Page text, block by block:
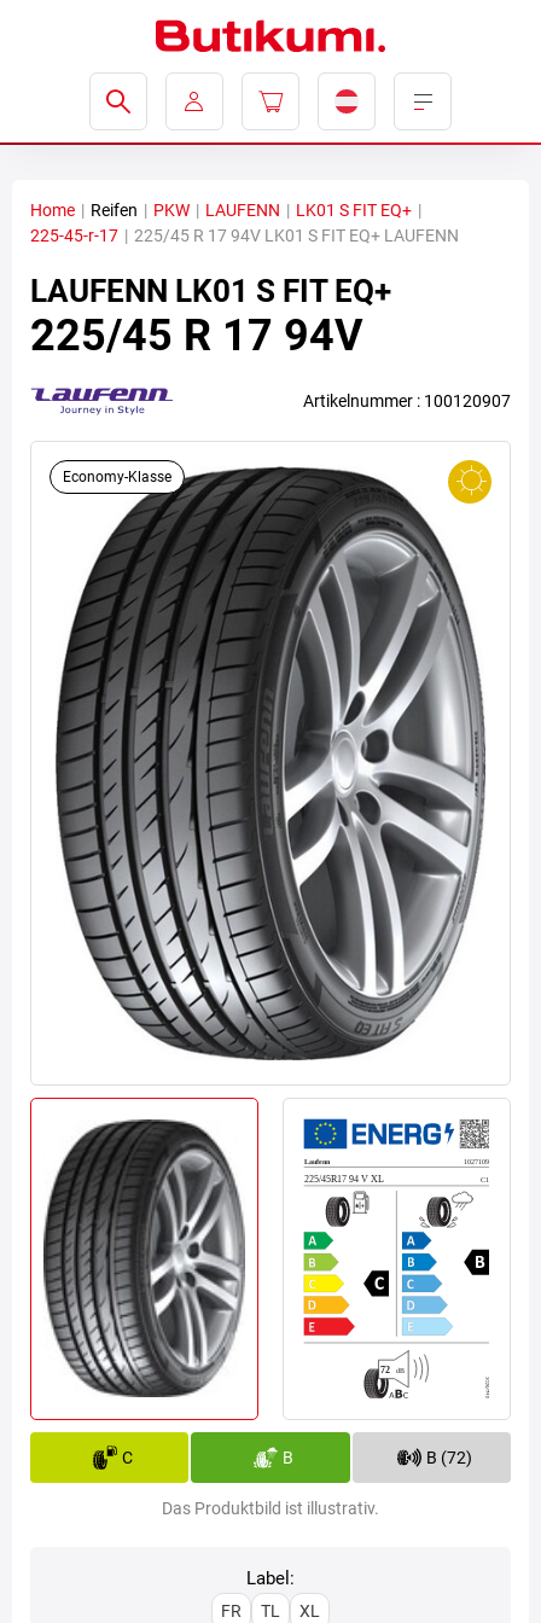
Economy-Klasse
C B B (72)
Das Produktbild ist illustrativ.
Home | Reifen | PKW | LAUFENN | LK01 S FIT EQ+ |
225-45-r-17 | 225/45 R 17 94V LK01 S FIT EQ+ LAUFENN
LAUFENN LK01 S FIT EQ+
225/45 R 17 94V
Artikelnummer : 100120907
Label:
FR TL XL